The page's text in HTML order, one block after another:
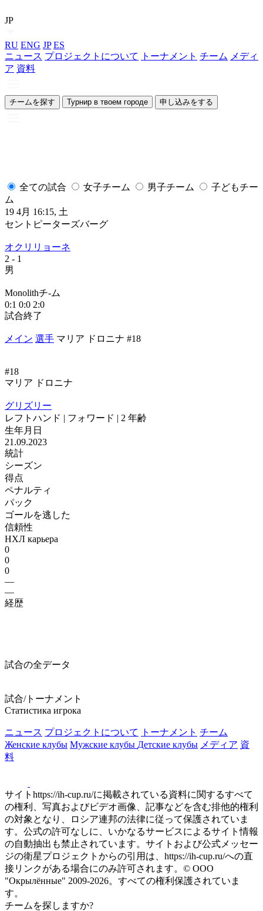
JP
RU ENG JP ES
ニュース プロジェクトについて トーナメント チーム メディ
ア 資料
チームを探す Турнир в твоем городе 申し込みをする
全ての試合 女子チーム 男子チーム
子どもチー
ム
19 4月 16:15, 土
セントピーターズバーグ
オクリリョーネ
2 - 1
男
Monolithチ-ム
0:1 0:0 2:0
試合終了
メイン 選手 マリア ドロニナ #18
#18
マリア ドロニナ
グリズリー
レフトハンド | フォワード | 2 年齢
生年月日
21.09.2023
統計
シーズン
得点
ペナルティ
パック
ゴールを逃した
信頼性
НХЛ карьера
0
0
0
—
—
経歴
試合の全データ
試合/トーナメント
Статистика игрока
ニュース プロジェクトについて トーナメント チーム
Женские клубы Мужские клубы Детские клубы メディア 資
料
サイトhttps://ih-cup.ru/に掲載されている資料に関するすべて
の権利、写真およびビデオ画像、記事などを含む排他的権利
の対象となり、ロシア連邦の法律に従って保護されていま
す。公式の許可なしに、いかなるサービスによるサイト情報
の自動抽出も禁止されています。サイトおよび公式メッセー
ジの衛星プロジェクトからの引用は、https://ih-cup.ru/への直
接リンクがある場合にのみ許可されます。© ООО
"Окрылённые" 2009-2026。すべての権利保護されていま
す。
チームを探しますか?